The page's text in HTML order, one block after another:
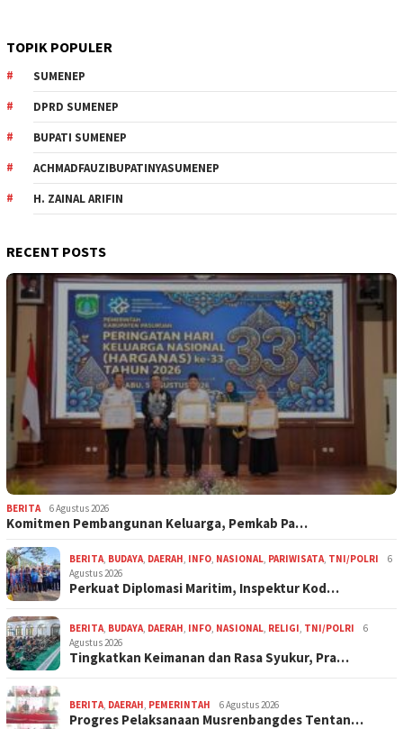
TOPIK POPULER
SUMENEP
DPRD SUMENEP
BUPATI SUMENEP
ACHMADFAUZIBUPATINYASUMENEP
H. ZAINAL ARIFIN
RECENT POSTS
BERITA 6 Agustus 2026
Komitmen Pembangunan Keluarga, Pemkab Pa…
BERITA BUDAYA DAERAH INFO NASIONAL PARIWISATA TNI/POLRI
6
Agustus 2026
Perkuat Diplomasi Maritim, Inspektur Kod…
BERITA BUDAYA DAERAH INFO NASIONAL RELIGI TNI/POLRI
6
Agustus 2026
Tingkatkan Keimanan dan Rasa Syukur, Pra…
BERITA DAERAH PEMERINTAH 6 Agustus 2026
Progres Pelaksanaan Musrenbangdes Tentan…